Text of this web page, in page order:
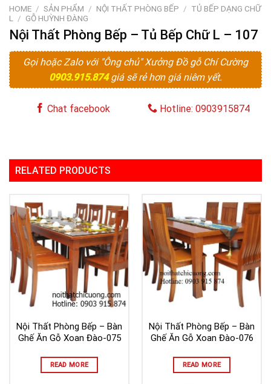
HOME / SẢN PHẨM / NỘI THẤT PHÒNG BẾP / TỦ BẾP DẠNG CHỮ
L
/ GỖ HUỲNH ĐÀNG
Nội Thất Phòng Bếp – Tủ Bếp Chữ L – 107
Gọi hoặc Zalo với "Ông chủ" Xưởng Đồ gỗ Chí Cường
0903.915.874giá sẽ rẻ hơn giá niêm yết.
Chat facebook Hotline: 0903915874
RELATED PRODUCTS
Nội Thất Phòng Bếp – Bàn
Ghế Ăn Gỗ Xoan Đào-075
READ MORE
Nội Thất Phòng Bếp – Bàn
Ghế Ăn Gỗ Xoan Đào-076
READ MORE